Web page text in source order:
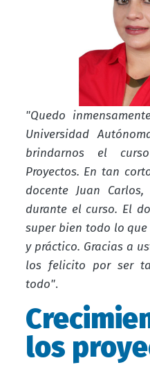
"Quedo
Universidad
brindarnos el
Proyectos. En tan
docente Juan
durante el curso. El
super bien todo lo que
y práctico. Gracias a
los felicito por ser
todo".
los